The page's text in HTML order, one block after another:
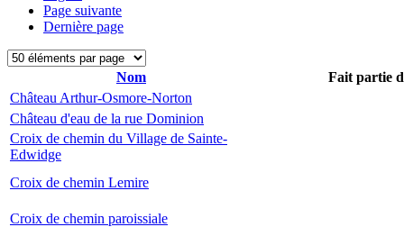
Page suivante
Dernière page
Nom
Fait partie
Château Arthur-Osmore-Norton
Château d'eau de la rue Dominion
Croix de chemin du Village de Sainte-
Edwidge
Croix de chemin Lemire
Croix de chemin paroissiale